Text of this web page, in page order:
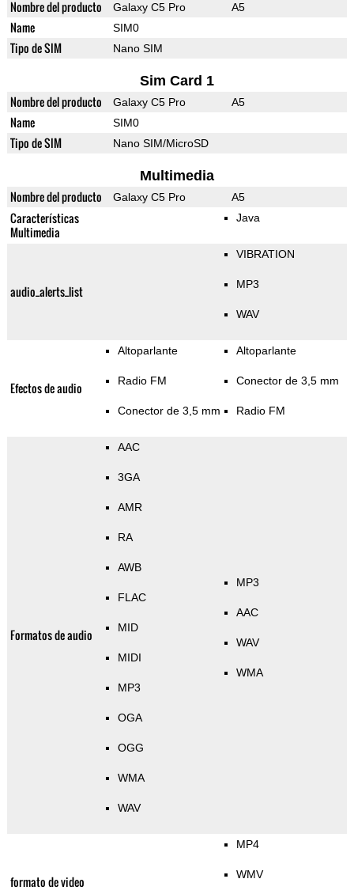
Nombre del producto Galaxy C5 Pro A5
Name SIM0
Tipo de SIM Nano SIM
Sim Card 1
Nombre del producto Galaxy C5 Pro A5
Name SIM0
Tipo de SIM Nano SIM/MicroSD
Multimedia
Nombre del producto Galaxy C5 Pro A5
Características
Multimedia
Java
audio_alerts_list
VIBRATION
MP3
WAV
Efectos de audio
Altoparlante
Radio FM
Conector de 3,5 mm
Altoparlante
Conector de 3,5 mm
Radio FM
Formatos de audio
AAC
3GA
AMR
RA
AWB
FLAC
MID
MIDI
MP3
OGA
OGG
WMA
WAV
MP3
AAC
WAV
WMA
formato de video
MP4
WMV